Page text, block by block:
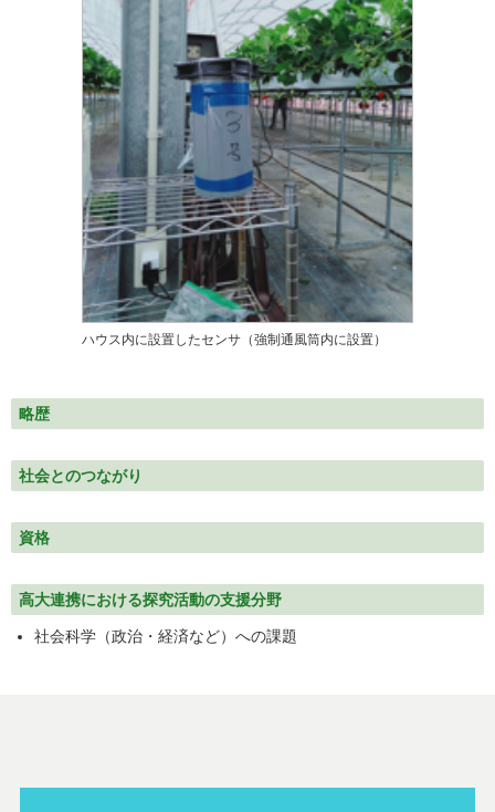
ハウス内に設置したセンサ（強制通風筒内に設置）
略歴
社会とのつながり
資格
高大連携における探究活動の支援分野
社会科学（政治・経済など）への課題